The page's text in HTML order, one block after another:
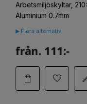
Arbetsmiljöskyltar,
Aluminium 0.7mm
▶ Flera alternativ
från. 111:-